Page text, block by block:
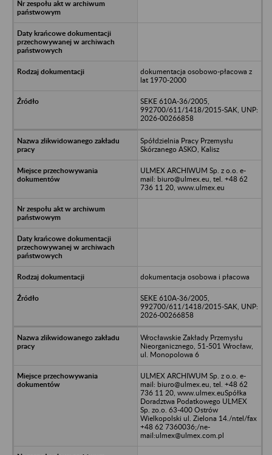
dokumentacja osobowo-płacowa z
lat 1970-2000
SEKE 610A-36/2005,
992700/611/1418/2015-SAK, UNP:
2026-00266858
Spółdzielnia Pracy Przemysłu
Skórzanego ASKO, Kalisz
ULMEX ARCHIWUM Sp. z o.o. e-
mail: biuro@ulmex.eu, tel. +48 62
736 11 20, www.ulmex.eu
dokumentacja osobowa i płacowa
SEKE 610A-36/2005,
992700/611/1418/2015-SAK, UNP:
2026-00266858
Wrocławskie Zakłady Przemysłu
Nieorganicznego, 51-501 Wrocław,
ul. Monopolowa 6
ULMEX ARCHIWUM Sp. z o.o. e-
mail: biuro@ulmex.eu, tel. +48 62
736 11 20, www.ulmex.euSpółka
Doradztwa Podatkowego ULMEX
Sp. zo.o. 63-400 Ostrów
Wielkopolski ul. Zielona 14./ntel/fax
+48 62 7360036;/ne-
mail:ulmex@ulmex.com.pl